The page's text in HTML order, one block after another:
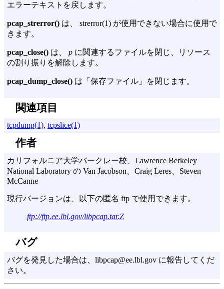
エラーテキストを戻します。
pcap_strerror() は、 strerror(1) が使用できない場合に使用で
きます。
pcap_close() は、 p に関連するファイルを閉じ、リソース
の割り振りを解除します。
pcap_dump_close() は「保存ファイル」を閉じます。
関連項目
tcpdump(1), tcpslice(1)
作者
カリフォルニア大学バークレー校、Lawrence Berkeley
National Laboratory の Van Jacobson、Craig Leres、Steven
McCanne
現行バージョンは、以下の匿名 ftp で使用できます。
ftp://ftp.ee.lbl.gov/libpcap.tar.Z
バグ
バグを発見した場合は、libpcap@ee.lbl.gov に報告してくだ
さい。